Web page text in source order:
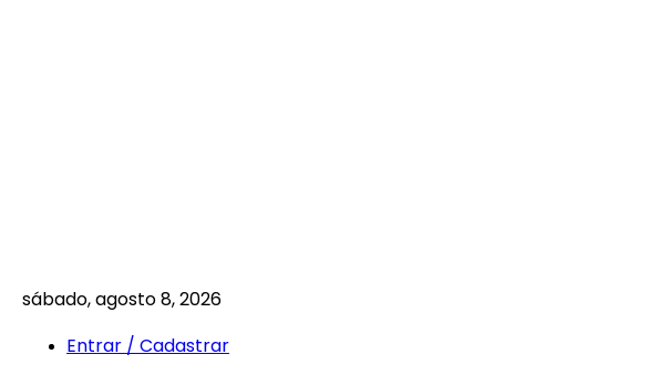
sábado, agosto 8, 2026
Entrar / Cadastrar